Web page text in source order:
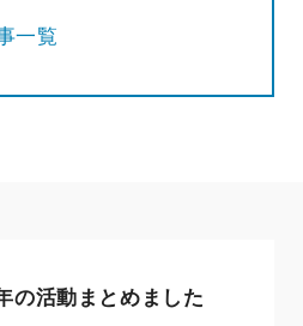
一覧
の活動まとめました